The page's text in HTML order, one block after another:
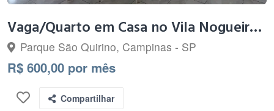
Vaga/Quarto em Casa no Vila Nogueira/Taquaral
Parque São Quirino, Campinas - SP
R$ 600,00 por mês
Compartilhar